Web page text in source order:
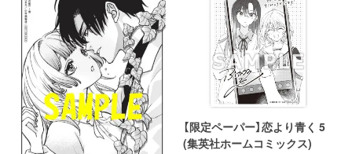
【限定ペーパー】恋より青く 5
(集英社ホームコミックス)